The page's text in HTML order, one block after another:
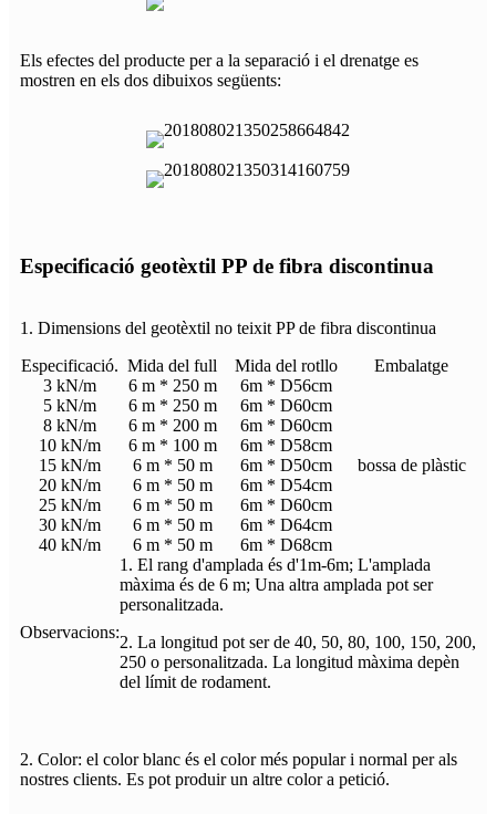
Els efectes del producte per a la separació i el drenatge es
mostren en els dos dibuixos següents:
Especificació geotèxtil PP de fibra discontinua
1. Dimensions del geotèxtil no teixit PP de fibra discontinua
Especificació. Mida del full Mida del rotllo
Embalatge
3 kN/m
6 m * 250 m 6m * D56cm
bossa de plàstic
5 kN/m 6 m * 250 m
6m * D60cm
8 kN/m
6 m * 200 m
6m * D60cm
10 kN/m
6 m * 100 m
6m * D58cm
15 kN/m
6 m * 50 m
6m * D50cm
20 kN/m
6 m * 50 m
6m * D54cm
25 kN/m
6 m * 50 m
6m * D60cm
30 kN/m
6 m * 50 m
6m * D64cm
40 kN/m
6 m * 50 m 6m * D68cm
Observacions:
1. El rang d'amplada és d'1m-6m; L'amplada
màxima és de 6 m; Una altra amplada pot ser
personalitzada.
2. La longitud pot ser de 40, 50, 80, 100, 150, 200,
250 o personalitzada. La longitud màxima depèn
del límit de rodament.
2. Color: el color blanc és el color més popular i normal per als
nostres clients. Es pot produir un altre color a petició.